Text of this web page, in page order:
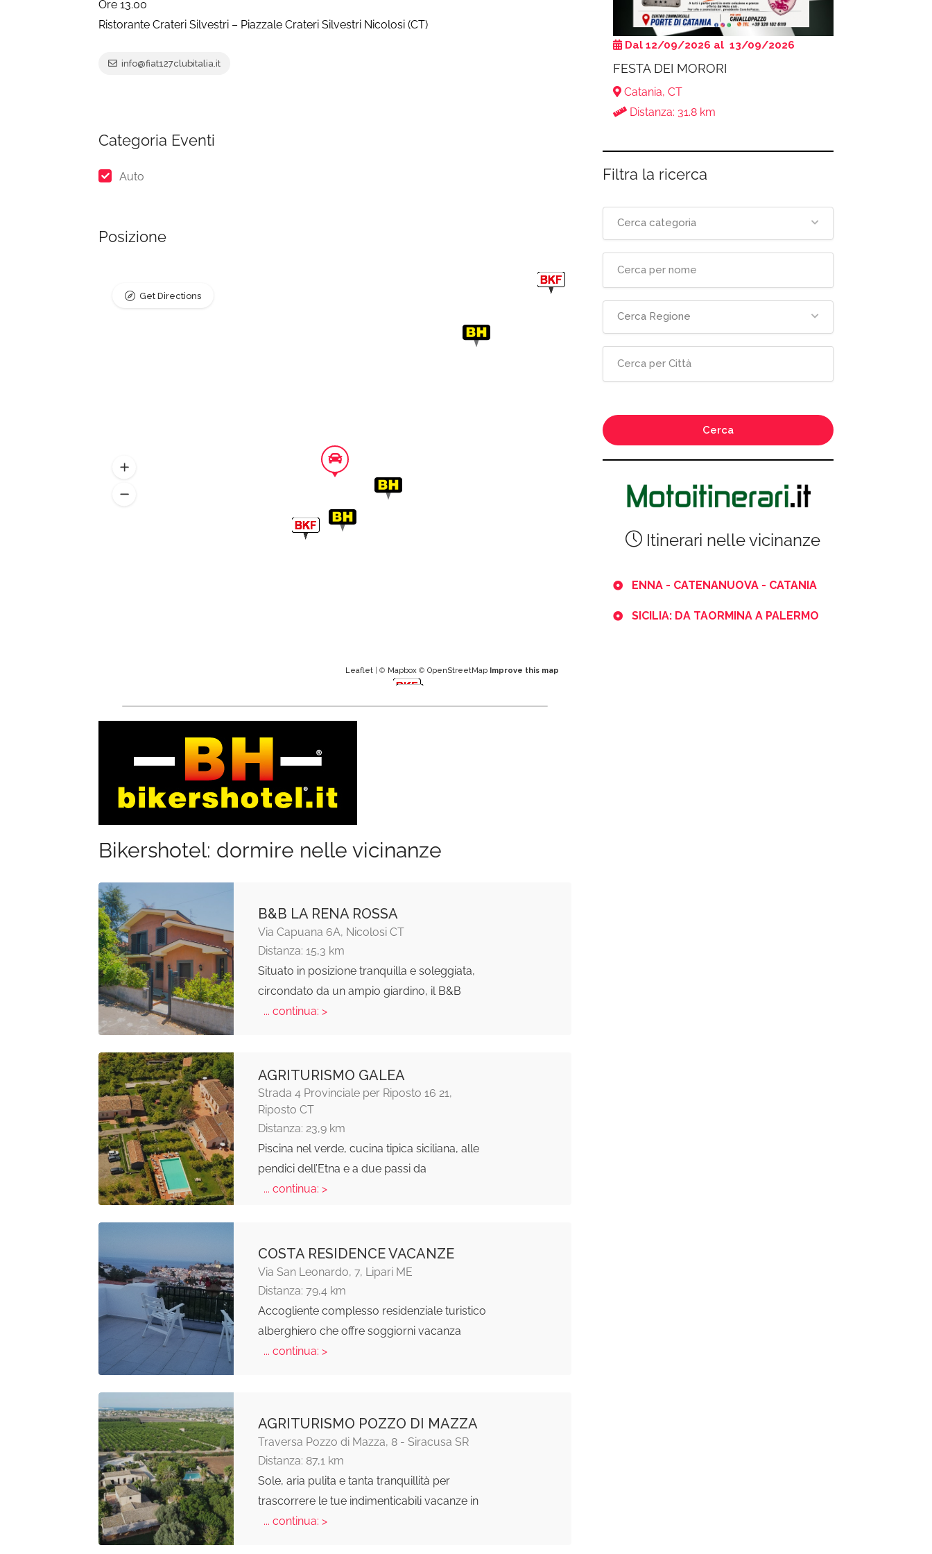
Ore 13.00
Ristorante Crateri Silvestri – Piazzale Crateri Silvestri Nicolosi (CT)
info@fiat127clubitalia.it
Categoria Eventi
Auto
Posizione
Leaflet| © Mapbox© OpenStreetMap Improve this map
Get Directions
Bikershotel: dormire nelle vicinanze
B&B LA RENA ROSSA
Via Capuana 6A, Nicolosi CT
Distanza: 15,3 km
Situato in posizione tranquilla e soleggiata,
circondato da un ampio giardino, il B&B
... continua: >
AGRITURISMO GALEA
Strada 4 Provinciale per Riposto 16 21,
Riposto CT
Distanza: 23,9 km
Piscina nel verde, cucina tipica siciliana, alle
pendici dell’Etna e a due passi da
... continua: >
COSTA RESIDENCE VACANZE
Via San Leonardo, 7, Lipari ME
Distanza: 79,4 km
Accogliente complesso residenziale turistico
alberghiero che offre soggiorni vacanza
... continua: >
AGRITURISMO POZZO DI MAZZA
Traversa Pozzo di Mazza, 8 - Siracusa SR
Distanza: 87,1 km
Sole, aria pulita e tanta tranquillità per
trascorrere le tue indimenticabili vacanze in
... continua: >
Dal 12/09/2026 al 13/09/2026
FESTA DEI MORORI
Catania, CT
Distanza: 31.8 km
Filtra la ricerca
Cerca categoria
Cerca Regione
Cerca
Itinerari nelle vicinanze
ENNA - CATENANUOVA - CATANIA
SICILIA: DA TAORMINA A PALERMO